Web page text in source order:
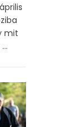
mit